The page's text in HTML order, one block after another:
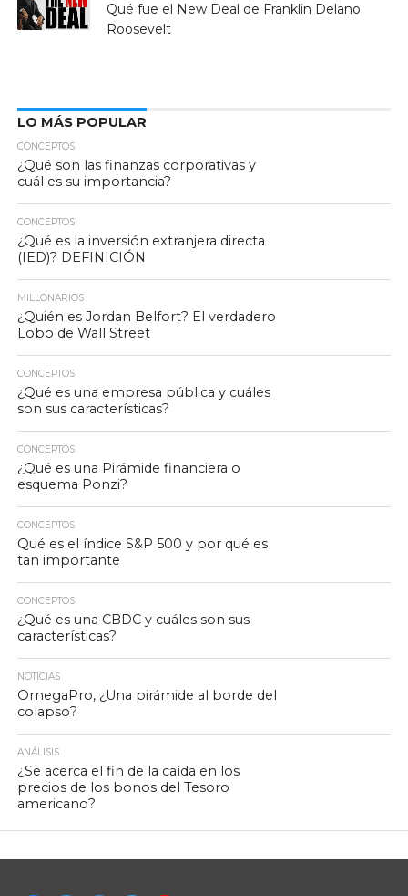
Qué fue el New Deal de Franklin Delano
Roosevelt
LO MÁS POPULAR
CONCEPTOS
¿Qué son las finanzas corporativas y
cuál es su importancia?
CONCEPTOS
¿Qué es la inversión extranjera directa
(IED)? DEFINICIÓN
MILLONARIOS
¿Quién es Jordan Belfort? El verdadero
Lobo de Wall Street
CONCEPTOS
¿Qué es una empresa pública y cuáles
son sus características?
CONCEPTOS
¿Qué es una Pirámide financiera o
esquema Ponzi?
CONCEPTOS
Qué es el índice S&P 500 y por qué es
tan importante
CONCEPTOS
¿Qué es una CBDC y cuáles son sus
características?
NOTICIAS
OmegaPro, ¿Una pirámide al borde del
colapso?
ANÁLISIS
¿Se acerca el fin de la caída en los
precios de los bonos del Tesoro
americano?